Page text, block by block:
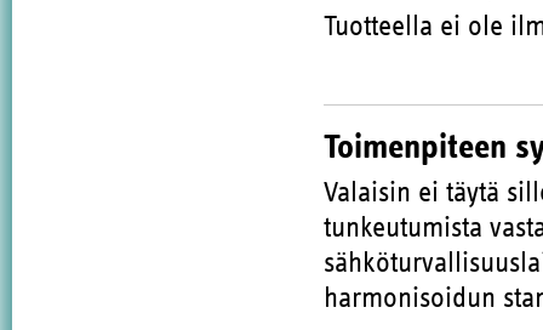
Tuotteella ei ole
Toimenpiteen
Valaisin ei täytä
tunkeutumista
harmonisoidun